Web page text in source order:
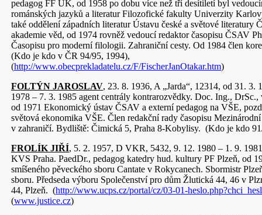
pedagog FF UK, od 1958 po dobu více než tří desítiletí byl
románských jazyků a literatur Filozofické fakulty Univerzity
také oddělení západních literatur Ústavu české a světové literatury
akademie věd, od 1974 rovněž vedoucí redaktor časopisu ČSAV
Časopisu pro moderní filologii. Zahraniční cesty. Od 1984 člen
(Kdo je kdo v ČR 94/95, 1994),
(http://www.obecprekladatelu.cz/F/FischerJanOtakar.htm)
FOLTÝN JAROSLAV, 23. 8. 1936, A „Jarda“, 12314, od 31. 3.
1978 – 7. 3. 1985 agent centrály kontrarozvědky. Doc. Ing.,
od 1971 Ekonomický ústav ČSAV a externí pedagog na VŠE,
světová ekonomika VŠE. Člen redakční rady časopisu
v zahraničí. Bydliště: Čimická 5, Praha 8-Kobylisy. (Kdo je kdo
FROLÍK JIŘÍ, 5. 2. 1957, D VKR, 5432, 9. 12. 1980 – 1. 9.
KVS Praha. PaedDr., pedagog katedry hud. kultury PF Plzeň, od
smíšeného pěveckého sboru Cantate v Rokycanech. Sbormistr
sboru. Předseda výboru Společenství pro dům Žlutická 44, 46 v
44, Plzeň. (http://www.ucps.cz/portal/cz/03-01-
(www.justice.cz)